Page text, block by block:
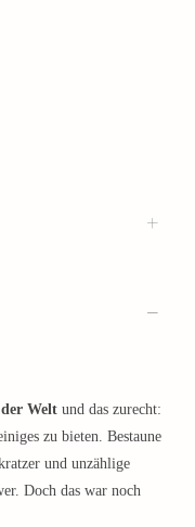
Welt und das zurecht:
zu bieten. Bestaune
und unzählige
Doch das war noch